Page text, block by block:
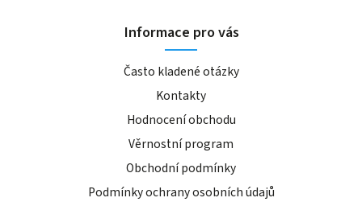
Informace pro vás
Často kladené otázky
Kontakty
Hodnocení obchodu
Věrnostní program
Obchodní podmínky
Podmínky ochrany osobních údajů